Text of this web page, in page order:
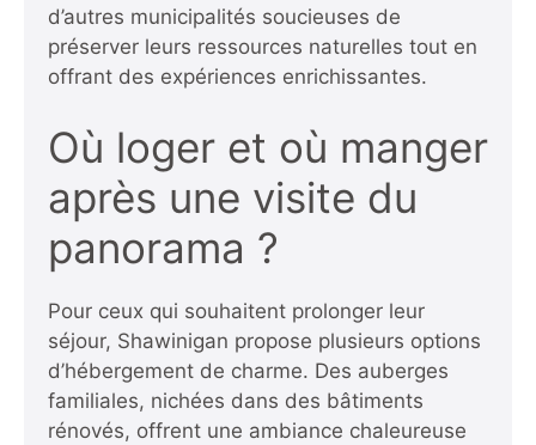
d’autres municipalités soucieuses de
préserver leurs ressources naturelles tout en
offrant des expériences enrichissantes.
Où loger et où manger
après une visite du
panorama ?
Pour ceux qui souhaitent prolonger leur
séjour, Shawinigan propose plusieurs options
d’hébergement de charme. Des auberges
familiales, nichées dans des bâtiments
rénovés, offrent une ambiance chaleureuse